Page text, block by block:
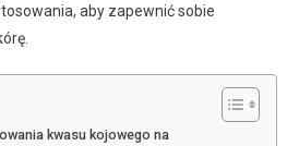
aby zapewnić sobie
kwasu kojowego na